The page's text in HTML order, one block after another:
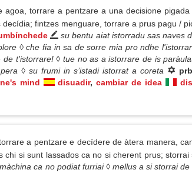
agoa, torrare a pentzare a una decisione
fintzes menguare, torrare a prus pagu /
su bentu aiat istorradu sas naves
◊ che fia in sa de sorre mia pro ndhe
t'istorrare! ◊ tue no as a istorrare de is
◊ su frumi in s’istadi istorrat a coreta
mind disuadir, cambiar de idea
a pentzare e decídere de àtera manera,
si sunt lassados ca no si cherent prus;
ca no podiat furriai ◊ mellus a si storrai